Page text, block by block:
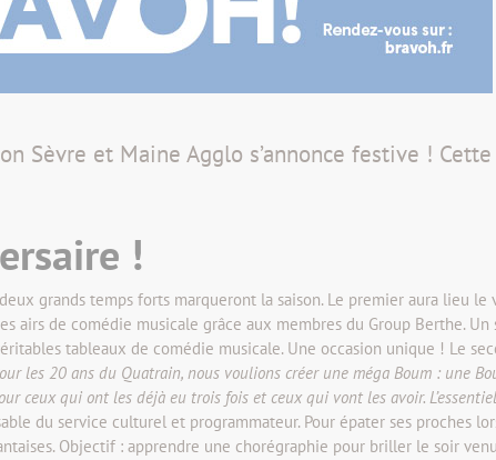
Sèvre et Maine Agglo s’annonce festive !
!
grands temps forts marqueront la saison. Le premier aura lieu
airs de comédie musicale grâce aux membres du Group Berthe.
tableaux de comédie musicale. Une occasion unique ! Le
les 20 ans du Quatrain, nous voulions créer une méga Boum : une
ceux qui ont les déjà eu trois fois et ceux qui vont les avoir.
du service culturel et programmateur. Pour épater ses proches
Objectif : apprendre une chorégraphie pour briller le soir